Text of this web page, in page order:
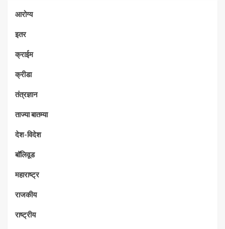
आरोग्य
इतर
क्राईम
क्रीडा
तंत्रज्ञान
ताज्या बातम्या
देश-विदेश
बॉलिवूड
महाराष्ट्र
राजकीय
राष्ट्रीय